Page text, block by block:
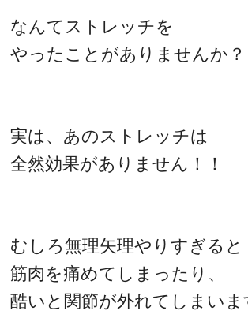
なんてストレッチを
やったことがありませんか？
実は、あのストレッチは
全然効果がありません！！
むしろ無理矢理やりすぎると
筋肉を痛めてしまったり、
酷いと関節が外れてしまいま